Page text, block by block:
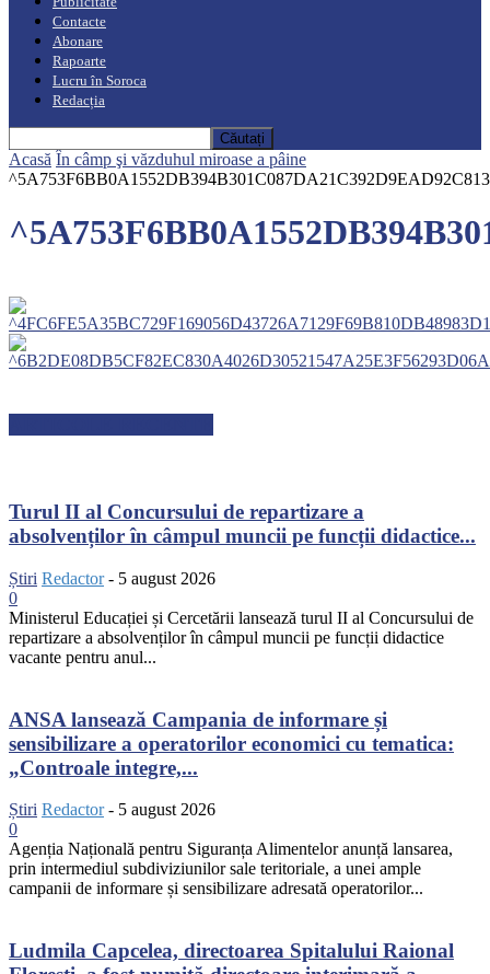
Contacte
Abonare
Rapoarte
Lucru în Soroca
Redacția
Acasă În câmp şi văzduhul miroase a pâine
Turul II al Concursului de repartizare a
absolvenților în câmpul muncii pe funcții didactice...
Știri Redactor - 5 august 2026
0
Ministerul Educației și Cercetării lansează turul II al Concursului de
repartizare a absolvenților în câmpul muncii pe funcții didactice
vacante pentru anul...
ANSA lansează Campania de informare și
sensibilizare a operatorilor economici cu tematica:
„Controale integre,...
Știri Redactor - 5 august 2026
0
Agenția Națională pentru Siguranța Alimentelor anunță lansarea,
prin intermediul subdiviziunilor sale teritoriale, a unei ample
campanii de informare și sensibilizare adresată operatorilor...
Ludmila Capcelea, directoarea Spitalului Raional